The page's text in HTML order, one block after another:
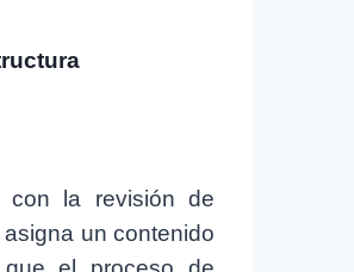
con la revisión de
un contenido